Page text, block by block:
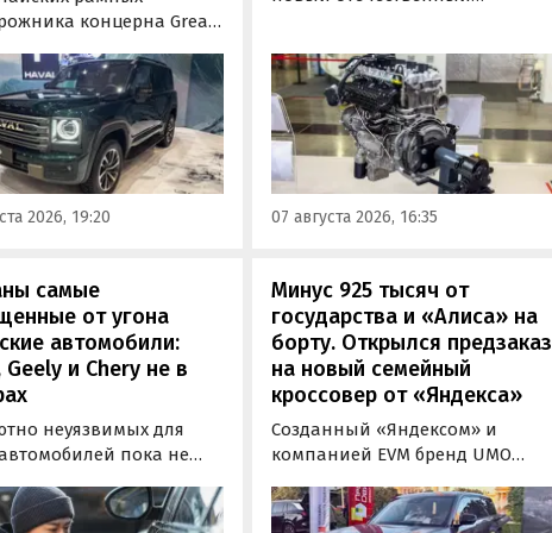
концерна Great
заводе
Речь о Haval H9,
и Tank 500, которые
прошли
и получили
типа
средства (ОТТС).
2026, 19:20
получивший индекс 414320.
Корреспонденту
«Автоновостей дня» удалось
лично ознакомиться с
новинкой на выставке
«Иннопром» в Екатеринбурге.
07 августа 2026, 16:35
самые
от угона
автомобили:
Geely и Chery не в
неуязвимых для
пока не
Минус 925 тысяч от
государства и «Алиса» на
борту. Открылся предзаказ
на новый семейный
кроссовер от «Яндекса»
Созданный «Яндексом» и
компанией EVM бренд UMO
на свою вторую модель